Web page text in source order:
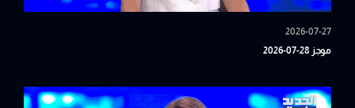
2026-07-27
موجز 28-07-2026